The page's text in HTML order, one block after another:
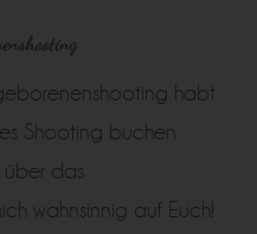
habt
Shooting buchen
über das
wahnsinnig auf Euch!